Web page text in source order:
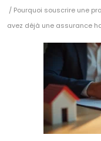
/ Pourquoi souscrire une
avez déjà une assurance